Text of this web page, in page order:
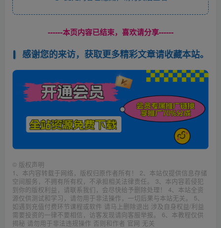
------本页内容已结束，喜欢请分享------
感谢您的来访，获取更多精彩文章请收藏本站。
© 版权声明
1、本内容转载于网络，版权归原作者所有！ 2、本站仅提供信息存储
空间服务，不拥有所有权，不承担相关法律责任。 3、本内容若侵犯
到你的版权利益，请联系我们，会尽快给予删除处理！ 4、本站全资
源仅供测试和学习，请勿用于非法操作，一切后果与本站无关。 5、
如遇到充值付费环节课程或软件 请马上删除退出 涉及自身权益/利益
需要投资的一律不要相信，访客发现请向客服举报。 6、本教程仅供
揭秘 请勿用于非法违规操作 否则和作者 官网 无关